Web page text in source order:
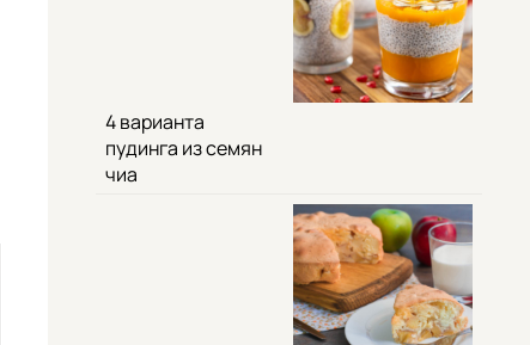
4 варианта
пудинга из семян
чиа